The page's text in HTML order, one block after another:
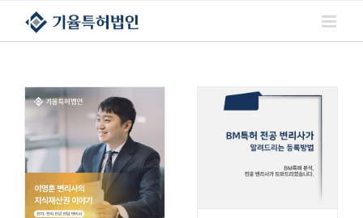
콘텐츠로
건너뛰기